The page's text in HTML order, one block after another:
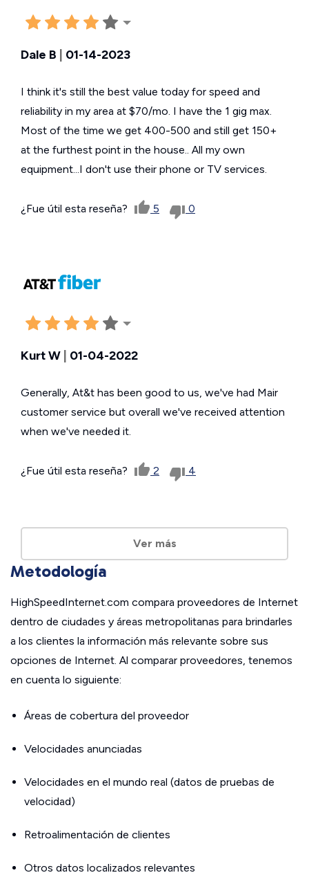
Dale B 01-14-2023
I think it's still the best value today for speed and
reliability in my area at $70/mo. I have the 1 gig max.
Most of the time we get 400-500 and still get 150+
at the furthest point in the house.. All my own
equipment...I don't use their phone or TV services.
¿Fue útil esta reseña? 5 0
Kurt W | 01-04-2022
Generally, At&t has been good to us, we've had Mair
customer service but overall we've received attention
when we've needed it.
¿Fue útil esta reseña? 2 4
Ver más
Metodología
HighSpeedInternet.com compara proveedores de Internet
dentro de ciudades y áreas metropolitanas para brindarles
a los clientes la información más relevante sobre sus
opciones de Internet. Al comparar proveedores, tenemos
en cuenta lo siguiente:
Áreas de cobertura del proveedor
Velocidades anunciadas
Velocidades en el mundo real (datos de pruebas de
velocidad)
Retroalimentación de clientes
Otros datos localizados relevantes